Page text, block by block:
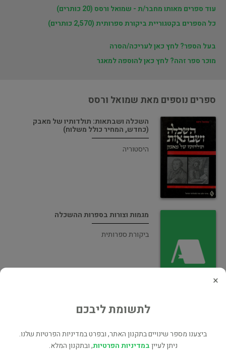
עוד ספרים מאותו מחבר/ת - שמואל ורסס (20 כותרים)
כל הספרים בקטגוריית ביקורת ספרותית (2,570 כותרים)
בעל הספר? לחץ כאן לעריכה/הסרה
מוכר ספר זהה? לחץ כאן להוספה למאגר
ספרים נוספים מאת שמואל ורסס
השכלה ושבתאות: תולדותיו של מאבק
(כחדש, המחיר כולל משלוח)
היסטוריה
מגמות וצורות בספרות ההשכלה
ביקורת ספרותית
בין גילוי לכיסוי : ביאליק בסיפור ובמסה
×
לתשומת ליבכם
ביצענו מספר שינויים בתקנון האתר, ובפרט במדיניות הפרטיות שלנו.
ניתן לעייןבמדיניות הפרטיות, ובתקנון המלא.